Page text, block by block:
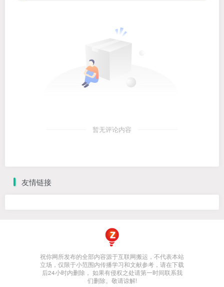
暂无评论内容
友情链接
祝你网所发布的全部内容源于互联网搬运，不代表本站
立场，仅限于小范围内传播学习和文献参考，请在下载
后24小时内删除， 如果有侵权之处请第一时间联系我
们删除。敬请谅解!